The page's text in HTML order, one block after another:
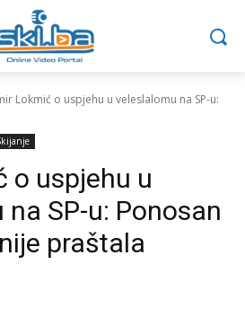
Lokmić o uspjehu u veleslalomu na SP-u:
o uspjehu u
SP-u: Ponosan
praštala